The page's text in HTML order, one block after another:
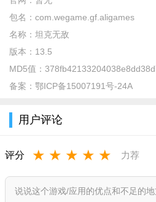
包名： com.wegame.gf.aligames
名称： 坦克无敌
版本： 13.5
MD5值：
备案： 鄂ICP备15007191号-24A
用户评论
评分 ★ ★ ★ ★ ★ 力荐